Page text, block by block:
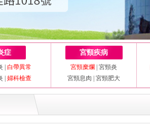
症
白帶異常
婦科檢查
宮頸疾病
宮頸糜爛
宮頸炎
宮頸息肉
宮頸肥大